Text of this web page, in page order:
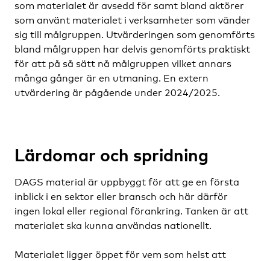
som materialet är avsedd för samt bland aktörer
som använt materialet i verksamheter som vänder
sig till målgruppen. Utvärderingen som genomförts
bland målgruppen har delvis genomförts praktiskt
för att på så sätt nå målgruppen vilket annars
många gånger är en utmaning. En extern
utvärdering är pågående under 2024/2025.
Lärdomar och spridning
DAGS material är uppbyggt för att ge en första
inblick i en sektor eller bransch och här därför
ingen lokal eller regional förankring. Tanken är att
materialet ska kunna användas nationellt.
Materialet ligger öppet för vem som helst att